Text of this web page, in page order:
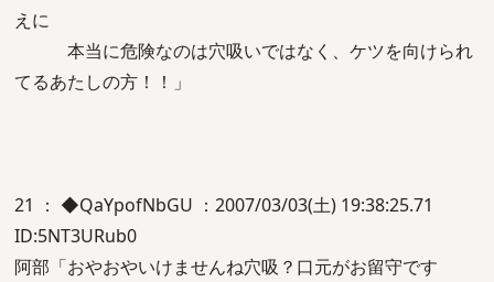
えに
本当に危険なのは穴吸いではなく、ケツを向けられ
てるあたしの方！！」
21 ： ◆QaYpofNbGU ：2007/03/03(土) 19:38:25.71
ID:5NT3URub0
阿部「おやおやいけませんね穴吸？口元がお留守です